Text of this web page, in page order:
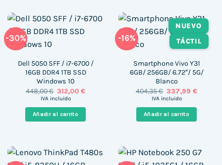
-30%
Dell 5050 SFF / i7-6700 /
16GB DDR4 1TB SSD
Windows 10
448,00€ El
precio
era:
448,00 €.
312,00€El
es:
312,00 €.
IVA incluido
Añadir al carrito
-16%
NUEVO
TÁCTIL
Smartphone Vivo Y31
6GB/ 256GB/ 6.72″/ 5G/
Blanco
404,35€ El
precio
era:
404,35 €.
337,99€El
IVA incluido
Añadir al carrito